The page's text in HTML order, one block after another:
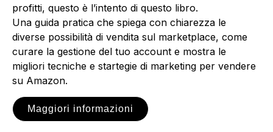
profitti, questo è l’intento di questo libro.
Una guida pratica che spiega con chiarezza le
diverse possibilità di vendita sul marketplace, come
curare la gestione del tuo account e mostra le
migliori tecniche e startegie di marketing per vendere
su Amazon.
Maggiori informazioni